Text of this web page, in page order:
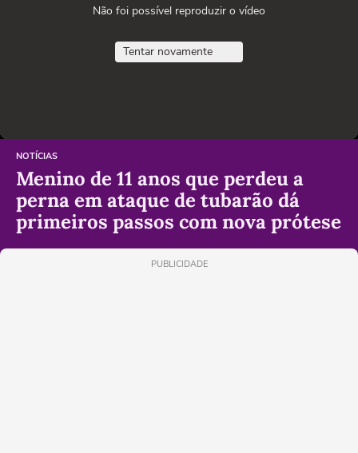
Não foi possível reproduzir o vídeo
Tentar novamente
NOTÍCIAS
Menino de 11 anos que perdeu a
perna em ataque de tubarão dá
primeiros passos com nova prótese
PUBLICIDADE